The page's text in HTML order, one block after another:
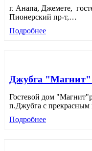
г. Анапа, Джемете,
Пионерский пр-т,…
Подробнее
Джубга "Магнит"
Гостевой дом
п.Джубга с прекрасным
Подробнее